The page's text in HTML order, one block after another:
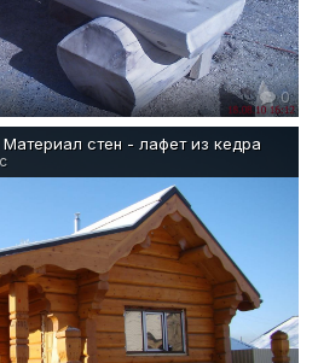
0
Материал стен - лафет из кедра